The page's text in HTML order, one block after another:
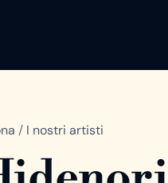
/ I nostri artisti